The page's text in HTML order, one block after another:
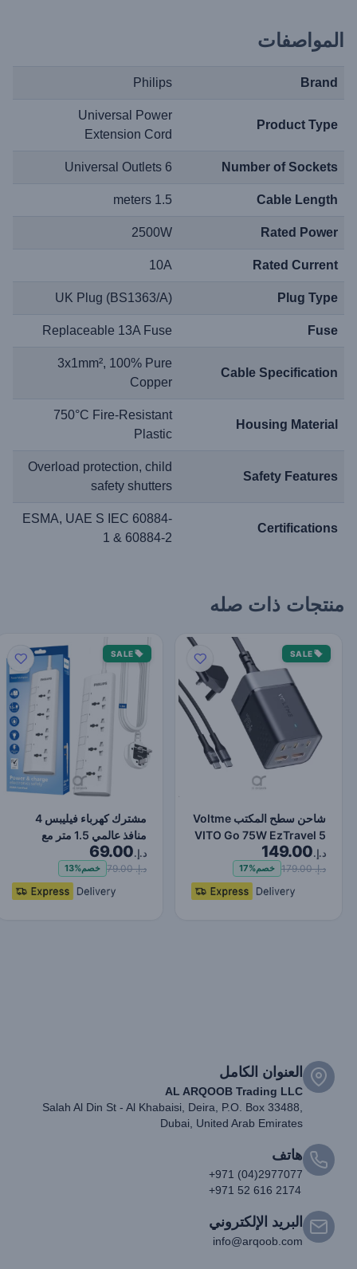
المواصفات
Brand
Philips
Product Type
Universal Power
Extension Cord
Number of Sockets
6 Universal Outlets
Cable Length
1.5 meters
Rated Power
2500W
Rated Current
10A
Plug Type
UK Plug (BS1363/A)
Fuse
Replaceable 13A Fuse
Cable Specification
3x1mm², 100% Pure
Copper
Housing Material
750°C Fire-Resistant
Plastic
Safety Features
Overload protection, child
safety shutters
Certifications
ESMA, UAE S IEC 60884-
1 & 60884-2
منتجات ذات صله
SALE
شاحن سطح المكتب Voltme
VITO Go 75W EzTravel 5
في 1، وكابل طاقة 1…
د.إ.149.00
د.إ. 179.00 خصم17%
SALE
مشترك كهرباء فيليبس 4
منافذ عالمي 1.5 متر مع
مفاتيح مستقلة، حماي…
د.إ.69.00
د.إ. 79.00 خصم13%
العنوان الكامل
AL ARQOOB Trading LLC
Salah Al Din St - Al Khabaisi, Deira, P.O. Box 33488,
Dubai, United Arab Emirates
هاتف
+971 (04)2977077
+971 52 616 2174
البريد الإلكتروني
info@arqoob.com